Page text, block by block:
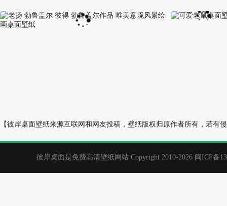
浪漫夜晚约会桌面壁纸 美女，心情，
【彼岸桌面壁纸来源互联网和网友投稿，壁纸版权归原作者所有，若
彼岸桌面是免费高清壁纸网站 Copyright 2010-2026 闽ICP备